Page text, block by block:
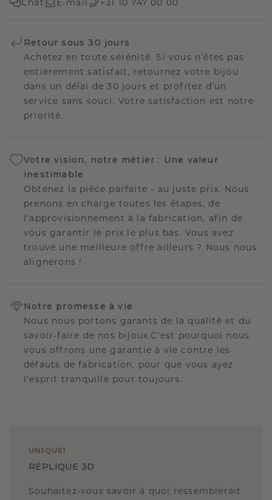
Chat E-mail +31 10 747 00 00
Retour sous 30 jours
Achetez en toute sérénité. Si vous n’êtes pas
entièrement satisfait, retournez votre bijou
dans un délai de 30 jours et profitez d’un
service sans souci. Votre satisfaction est notre
priorité.
Votre vision, notre métier : Une valeur
inestimable
Obtenez la pièce parfaite - au juste prix. Nous
prenons en charge toutes les étapes, de
l'approvisionnement à la fabrication, afin de
vous garantir le prix le plus bas. Vous avez
trouvé une meilleure offre ailleurs ? Nous nous
alignerons !
Notre promesse à vie
Nous nous portons garants de la qualité et du
savoir-faire de nos bijoux.C'est pourquoi nous
vous offrons une garantie à vie contre les
défauts de fabrication, pour que vous ayez
l'esprit tranquille pour toujours.
UNIQUE !
RÉPLIQUE 3D
Souhaitez-vous savoir à quoi ressemblerait